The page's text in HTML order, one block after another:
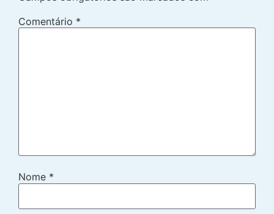
Comentário *
Nome *